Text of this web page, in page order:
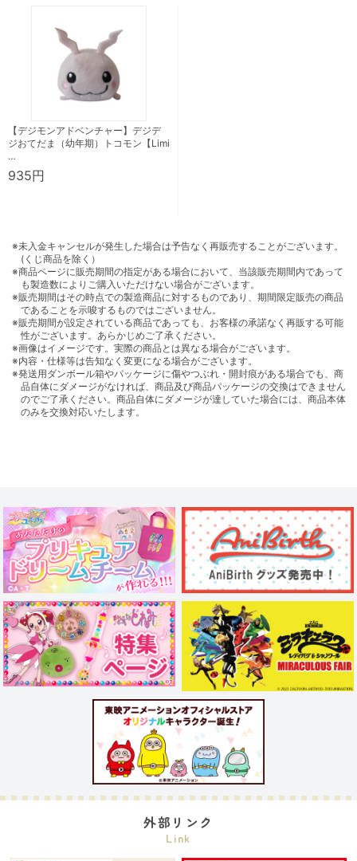
【デジモンアドベンチャー】デジデ
ジおてだま（幼年期）トコモン【Limi
…
935円
※未入金キャンセルが発生した場合は予告なく再販売することがございます。
(くじ商品を除く）
※商品ページに販売期間の指定がある場合において、当該販売期間内であって
も製造数によりご購入いただけない場合がございます。
※販売期間はその時点での製造商品に対するものであり、期間限定販売の商品
であることを示唆するものではございません。
※販売期間が設定されている商品であっても、お客様の承諾なく再販する可能
性がございます。あらかじめご了承ください。
※画像はイメージです。実際の商品とは異なる場合がございます。
※内容・仕様等は告知なく変更になる場合がございます。
※発送用ダンボール箱やパッケージに傷やつぶれ・開封痕がある場合でも、商
品自体にダメージがなければ、商品及び商品パッケージの交換はできません
のでご了承ください。商品自体にダメージが達していた場合には、商品本体
のみを交換対応いたします。
外部リンク
Link